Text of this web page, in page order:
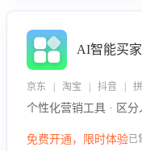
AI智能买
京东 | 淘宝 | 抖音 | 拼
个性化营销工具 · 区
免费开通，限时体验已